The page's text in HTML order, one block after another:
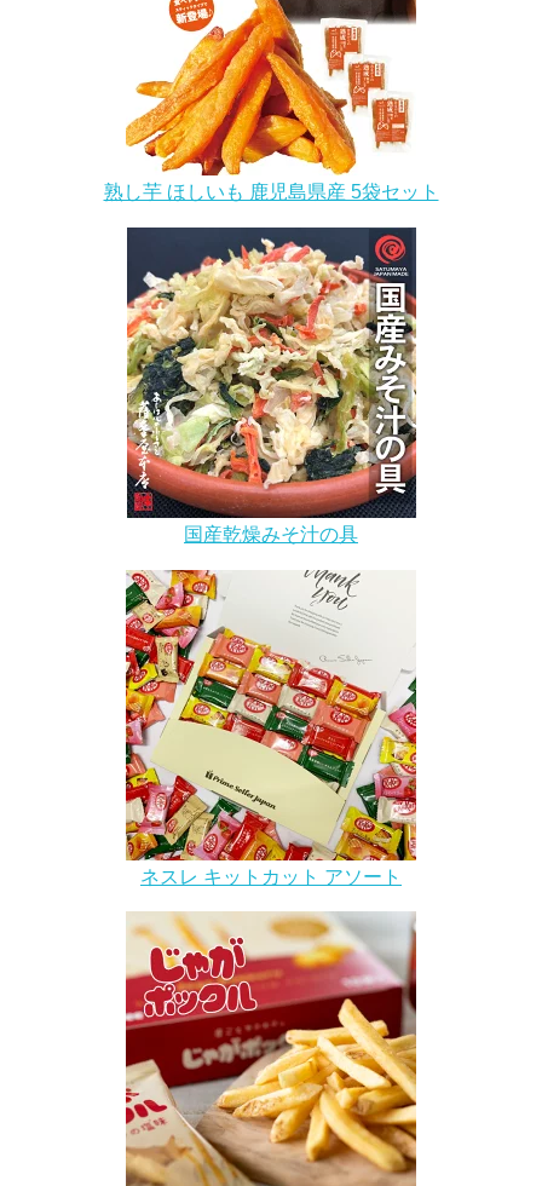
熟し芋 ほしいも 鹿児島県産 5袋セット
国産乾燥みそ汁の具
ネスレ キットカット アソート